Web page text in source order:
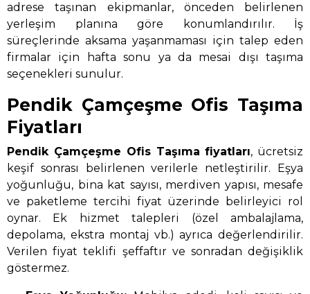
adrese taşınan ekipmanlar, önceden belirlenen
yerleşim planına göre konumlandırılır. İş
süreçlerinde aksama yaşanmaması için talep eden
firmalar için hafta sonu ya da mesai dışı taşıma
seçenekleri sunulur.
Pendik Çamçeşme Ofis Taşıma
Fiyatları
Pendik Çamçeşme Ofis Taşıma fiyatları, ücretsiz
keşif sonrası belirlenen verilerle netleştirilir. Eşya
yoğunluğu, bina kat sayısı, merdiven yapısı, mesafe
ve paketleme tercihi fiyat üzerinde belirleyici rol
oynar. Ek hizmet talepleri (özel ambalajlama,
depolama, ekstra montaj vb.) ayrıca değerlendirilir.
Verilen fiyat teklifi şeffaftır ve sonradan değişiklik
göstermez.